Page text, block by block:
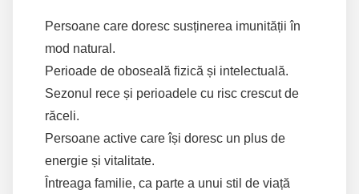
Persoane care doresc susținerea imunității în
mod natural.
Perioade de oboseală fizică și intelectuală.
Sezonul rece și perioadele cu risc crescut de
răceli.
Persoane active care își doresc un plus de
energie și vitalitate.
Întreaga familie, ca parte a unui stil de viață